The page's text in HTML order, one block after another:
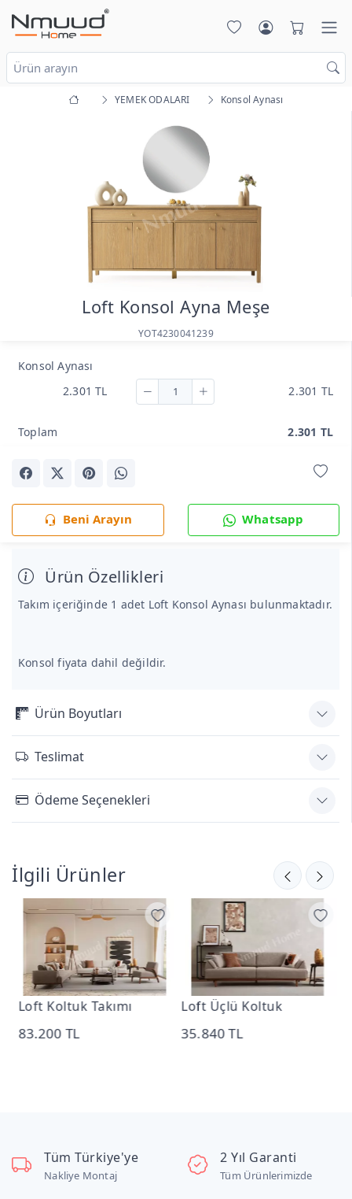
YEMEK ODALARI Konsol Aynası
Loft Konsol Ayna Meşe
YOT4230041239
Konsol Aynası
2.301 TL
2.301 TL
Toplam 2.301 TL
Beni Arayın Whatsapp
Ürün Özellikleri
Takım içeriğinde 1 adet Loft Konsol Aynası bulunmaktadır.
Konsol fiyata dahil değildir.
Ürün Boyutları
Teslimat
Ödeme Seçenekleri
İlgili Ürünler
Loft Üçlü Koltuk
35.840 TL
Loft Kapalı Berjer
11.520 TL
Tüm Türkiye'ye
Nakliye Montaj
2 Yıl Garanti
Tüm Ürünlerimizde